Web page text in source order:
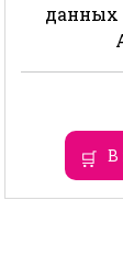
данных
В